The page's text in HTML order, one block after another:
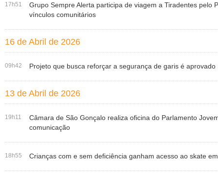
17h51
Grupo Sempre Alerta participa de viagem a Tiradentes pelo
vínculos comunitários
16 de Abril de 2026
09h42 Projeto que busca reforçar a segurança de garis é
13 de Abril de 2026
19h11
Câmara de São Gonçalo realiza oficina do Parlamento
comunicação
18h55 Crianças com e sem deficiência ganham acesso ao skate